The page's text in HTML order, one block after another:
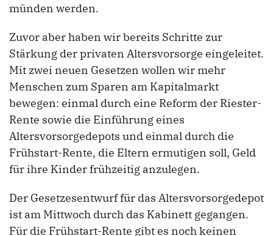
münden werden.
Zuvor aber haben wir bereits Schritte zur
Stärkung der privaten Altersvorsorge eingeleitet.
Mit zwei neuen Gesetzen wollen wir mehr
Menschen zum Sparen am Kapitalmarkt
bewegen: einmal durch eine Reform der Riester-
Rente sowie die Einführung eines
Altersvorsorgedepots und einmal durch die
Frühstart-Rente, die Eltern ermutigen soll, Geld
für ihre Kinder frühzeitig anzulegen.
Der Gesetzesentwurf für das Altersvorsorgedepot
ist am Mittwoch durch das Kabinett gegangen.
Für die Frühstart-Rente gibt es noch keinen